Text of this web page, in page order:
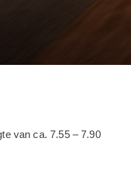
van ca. 7.55 – 7.90